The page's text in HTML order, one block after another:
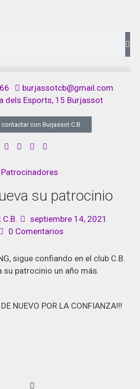
contactar con Burjassot C.B.
burjassotcb@gmail.com
dels Esports, 15 Burjassot
Patrocinadores
su patrocinio
septiembre 14, 2021
0 Comentarios
sigue confiando en el club C.B.
su patrocinio un año más.
NUEVO POR LA CONFIANZA!!!